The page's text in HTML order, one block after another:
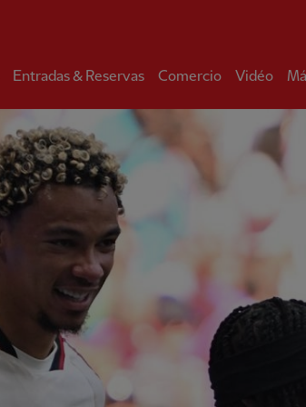
Entradas & Reservas Comercio Vidéo